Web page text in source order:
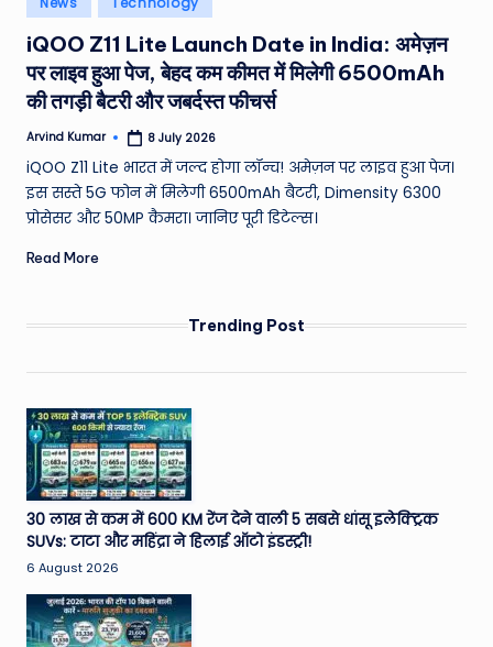
e
a
t
er
,
T
e
h
&
M
o
vi
e
N
e
w
in
iQOO Z11 Lite Launch Date in India: अमेज़न
पर लाइव हुआ पेज, बेहद कम कीमत में मिलेगी 6500mAh
की तगड़ी बैटरी और जबर्दस्त फीचर्स
Posted
Arvind Kumar 8 July 2026
iQOO Z11 Lite भारत में जल्द होगा लॉन्च! अमेज़न पर लाइव हुआ पेज।
इस सस्ते 5G फोन में मिलेगी 6500mAh बैटरी, Dimensity 6300
प्रोसेसर और 50MP कैमरा। जानिए पूरी डिटेल्स।
Read More
Trending Post
30 लाख से कम में 600 KM रेंज देने वाली 5 सबसे धांसू इलेक्ट्रिक
SUVs: टाटा और महिंद्रा ने हिलाई ऑटो इंडस्ट्री!
6 August 2026